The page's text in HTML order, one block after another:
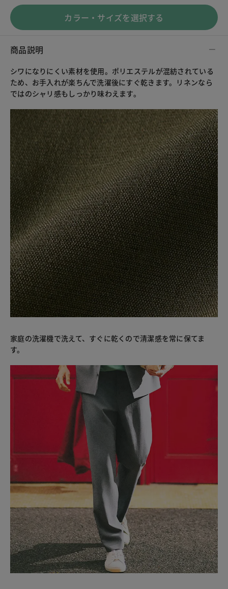
カラー・サイズを選択する
商品説明
シワになりにくい素材を使用。ポリエステルが混紡されている
ため、お手入れが楽ちんで洗濯後にすぐ乾きます。リネンなら
ではのシャリ感もしっかり味わえます。
家庭の洗濯機で洗えて、すぐに乾くので清潔感を常に保てま
す。